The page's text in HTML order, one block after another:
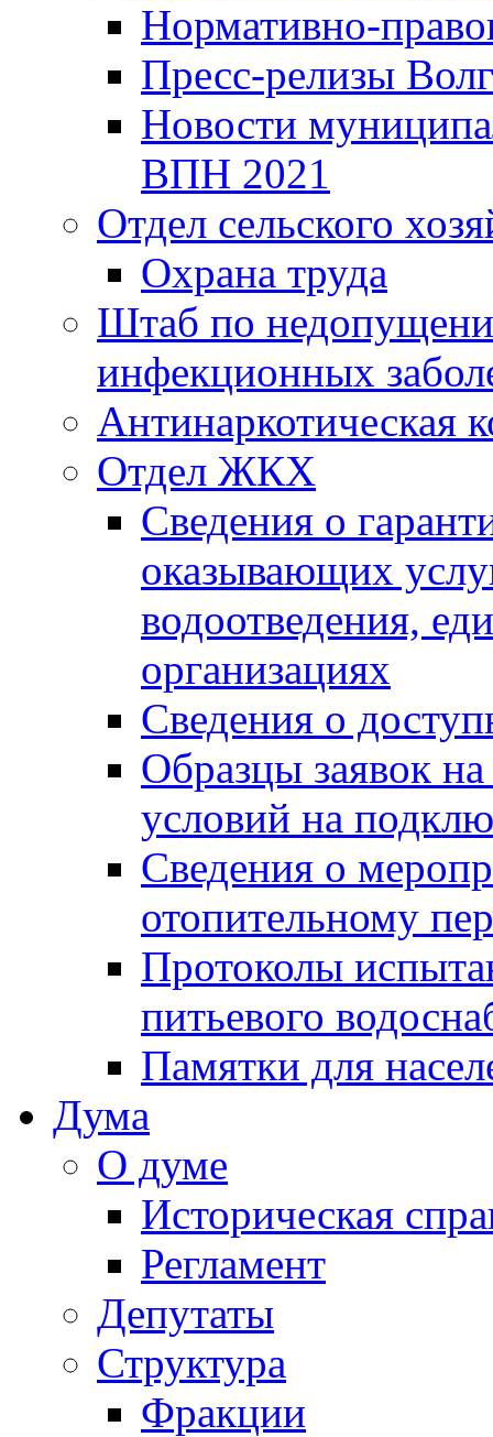
Нормативно-
Пресс-релизы
Новости
ВПН 2021
Отдел сельского
Охрана труда
Штаб по
инфекционных
Антинаркотическая
Отдел ЖКХ
Сведения о
оказывающих
водоотведения,
организациях
Сведения о
Образцы заявок
условий на
Сведения о
отопительному
Протоколы
питьевого
Памятки для
Дума
О думе
Историческая
Регламент
Депутаты
Структура
Фракции